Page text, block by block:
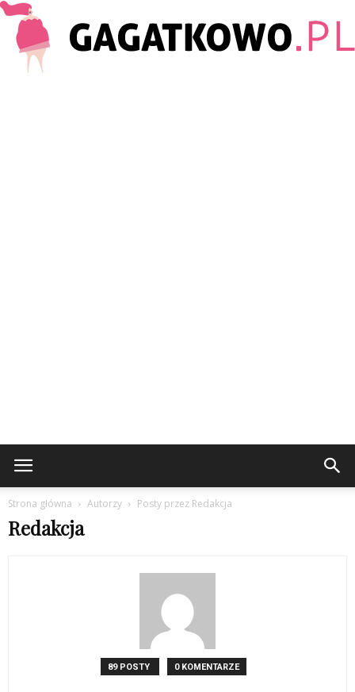
Strona główna Autorzy Posty przez Redakcja
Redakcja
89 POSTY 0 KOMENTARZE